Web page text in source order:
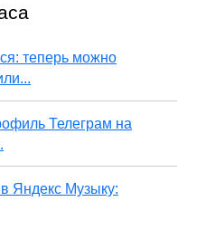
теперь можно
Телеграм на
Яндекс Музыку: